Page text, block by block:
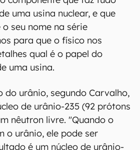
uma usina nuclear, e que
seu nome na série
para que o físico nos
qual é o papel do
uma usina.
do urânio, segundo Carvalho,
de urânio-235 (92 prótons
nêutron livre. "Quando o
o urânio, ele pode ser
é um núcleo de urânio-